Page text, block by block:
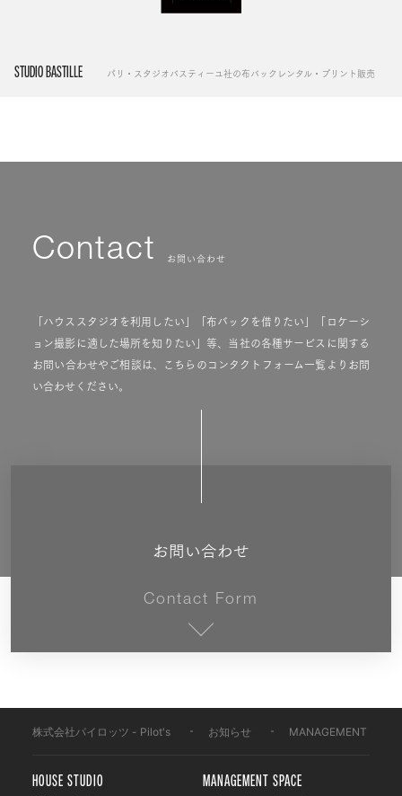
STUDIO BASTILLE パリ・スタジオバスティーユ社の布バックレンタル・プリント販売
Contact お問い合わせ
「ハウススタジオを利用したい」「布バックを借りたい」「ロケーシ
ョン撮影に適した場所を知りたい」等、当社の各種サービスに関する
お問い合わせやご相談は、こちらのコンタクトフォーム一覧よりお問
い合わせください。
お問い合わせ
Contact Form
株式会社パイロッツ - Pilot's お知らせ MANAGEMENT
HOUSE STUDIO MANAGEMENT SPACE